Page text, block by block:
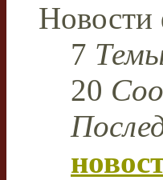
Новости
7
20